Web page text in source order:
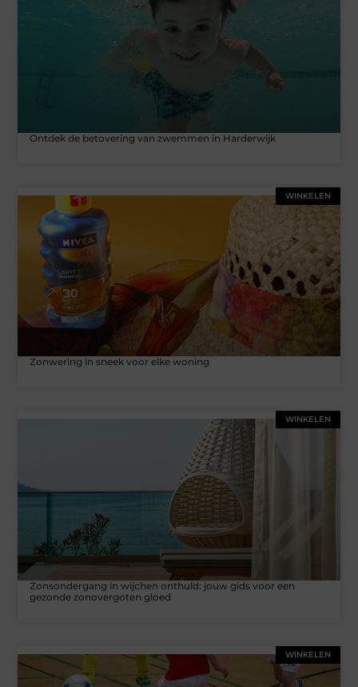
Ontdek de betovering van zwemmen in Harderwijk
WINKELEN
Zonwering in sneek voor elke woning
WINKELEN
Zonsondergang in wijchen onthuld: jouw gids voor een
gezonde zonovergoten gloed
WINKELEN